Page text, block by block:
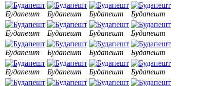
Будапешт Будапешт Будапешт Будапешт
Будапешт Будапешт Будапешт Будапешт
Будапешт Будапешт Будапешт Будапешт
Будапешт Будапешт Будапешт Будапешт